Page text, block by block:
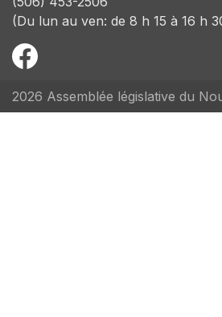
(Du lun au ven: de 8 h 15 à 16 h
2026 Assemblée législative du